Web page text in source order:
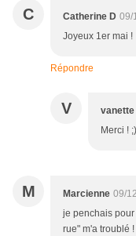
C Catherine D 09/
Joyeux 1er mai !
Répondre
V vanette
Merci ! ;)
M Marcienne 09/
je penchais
rue" m'a troublé